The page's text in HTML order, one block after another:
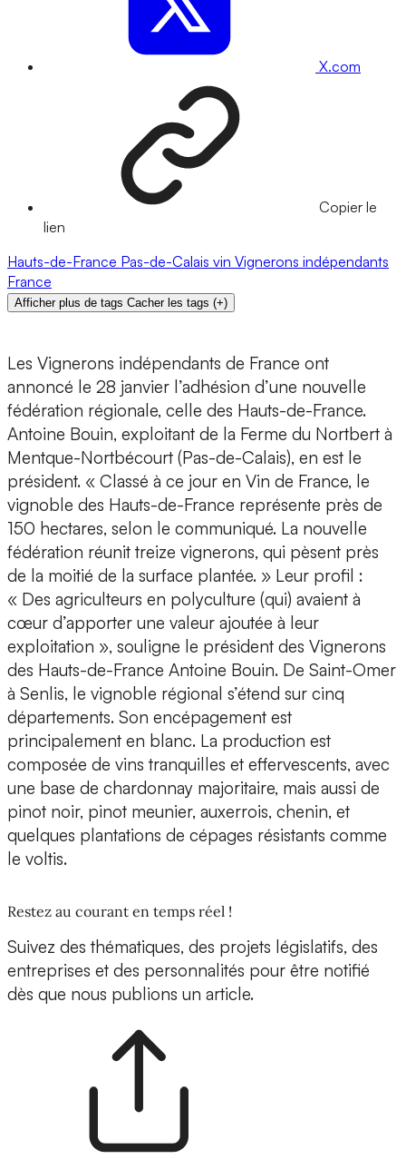
X.com
Copier le
lien
Hauts-de-France Pas-de-Calais vin Vignerons indépendants
France
Afficher plus de tags Cacher les tags (+)
Les Vignerons indépendants de France ont
annoncé le 28 janvier l’adhésion d’une nouvelle
fédération régionale, celle des Hauts-de-France.
Antoine Bouin, exploitant de la Ferme du Nortbert à
Mentque-Nortbécourt (Pas-de-Calais), en est le
président. « Classé à ce jour en Vin de France, le
vignoble des Hauts-de-France représente près de
150 hectares, selon le communiqué. La nouvelle
fédération réunit treize vignerons, qui pèsent près
de la moitié de la surface plantée. » Leur profil :
« Des agriculteurs en polyculture (qui) avaient à
cœur d’apporter une valeur ajoutée à leur
exploitation », souligne le président des Vignerons
des Hauts-de-France Antoine Bouin. De Saint-Omer
à Senlis, le vignoble régional s’étend sur cinq
départements. Son encépagement est
principalement en blanc. La production est
composée de vins tranquilles et effervescents, avec
une base de chardonnay majoritaire, mais aussi de
pinot noir, pinot meunier, auxerrois, chenin, et
quelques plantations de cépages résistants comme
le voltis.
Restez au courant en temps réel !
Suivez des thématiques, des projets législatifs, des
entreprises et des personnalités pour être notifié
dès que nous publions un article.